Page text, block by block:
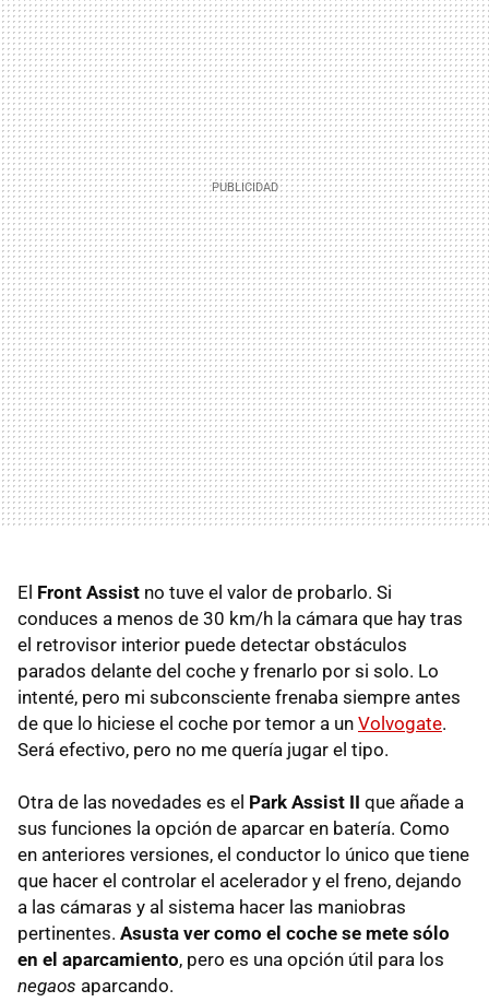
El Front Assist no tuve el valor de probarlo. Si
conduces a menos de 30 km/h la cámara que hay tras
el retrovisor interior puede detectar obstáculos
parados delante del coche y frenarlo por si solo. Lo
intenté, pero mi subconsciente frenaba siempre antes
de que lo hiciese el coche por temor a un Volvogate.
Será efectivo, pero no me quería jugar el tipo.
Otra de las novedades es el Park Assist II que añade a
sus funciones la opción de aparcar en batería. Como
en anteriores versiones, el conductor lo único que tiene
que hacer el controlar el acelerador y el freno, dejando
a las cámaras y al sistema hacer las maniobras
pertinentes. Asusta ver como el coche se mete sólo
en el aparcamiento, pero es una opción útil para los
negaos aparcando.